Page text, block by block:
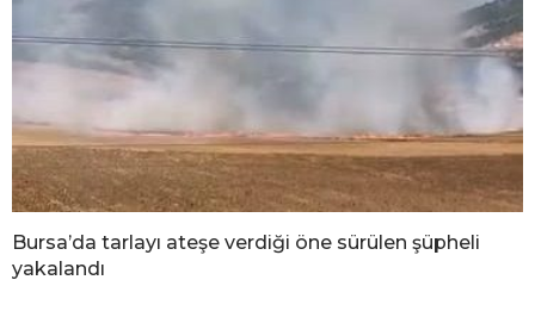
Bursa’da tarlayı ateşe verdiği öne sürülen şüpheli
yakalandı